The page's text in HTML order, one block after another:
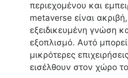
περιεχομένου και
metaverse είναι
εξειδικευμένη γνώση
εξοπλισμό. Αυτό μπορεί
μικρότερες
εισέλθουν στον χώρο